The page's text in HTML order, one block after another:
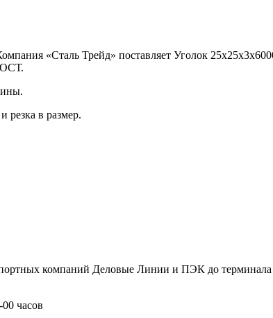
«Сталь Трейд» поставляет Уголок
резка в размер.
компаний Деловые Линии и ПЭК до
часов